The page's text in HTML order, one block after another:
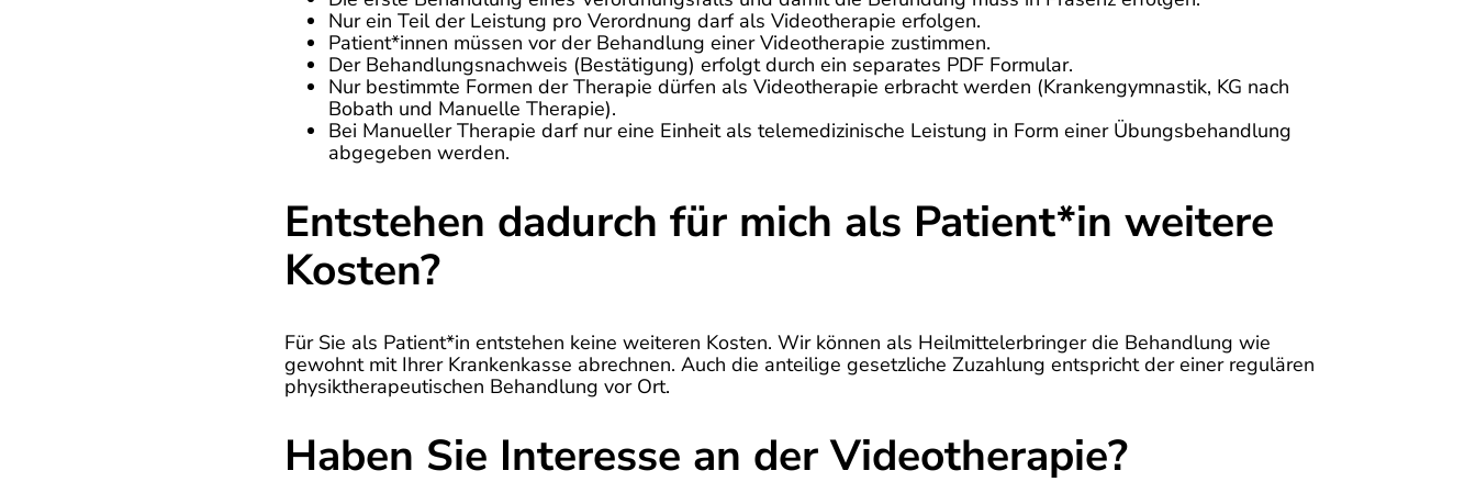
Nur ein Teil der Leistung pro Verordnung darf als Videotherapie erfolgen.
Patient*innen müssen vor der Behandlung einer Videotherapie zustimmen.
Der Behandlungsnachweis (Bestätigung) erfolgt durch ein separates PDF Formular.
Nur bestimmte Formen der Therapie dürfen als Videotherapie erbracht werden (Krankengymnastik, KG nach
Bobath und Manuelle Therapie).
Bei Manueller Therapie darf nur eine Einheit als telemedizinische Leistung in Form einer Übungsbehandlung
abgegeben werden.
Entstehen dadurch für mich als Patient*in weitere
Kosten?
Für Sie als Patient*in entstehen keine weiteren Kosten. Wir können als Heilmittelerbringer die Behandlung wie
gewohnt mit Ihrer Krankenkasse abrechnen. Auch die anteilige gesetzliche Zuzahlung entspricht der einer regulären
physiktherapeutischen Behandlung vor Ort.
Haben Sie Interesse an der Videotherapie?